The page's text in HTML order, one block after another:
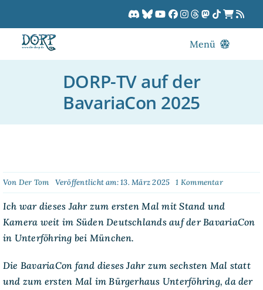
springen
Menü
DORPCast
DORP-TV
Patreon
Kalender
DORP-TV auf der
BavariaCon 2025
Von Der Tom Veröffentlicht am: 13. März 2025 1 Kommentaron
DORP-
TV
auf
der
Ich war dieses Jahr zum ersten Mal mit Stand und
Kamera weit im Süden Deutschlands auf der BavariaCon
in Unterföhring bei München.
Die BavariaCon fand dieses Jahr zum sechsten Mal statt
und zum ersten Mal im Bürgerhaus Unterföhring, da der